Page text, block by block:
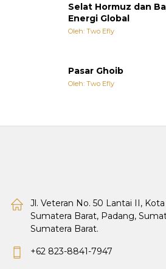
Selat Hormuz dan
Energi Global
Oleh: Two Efly
Pasar Ghoib
Oleh: Two Efly
Jl. Veteran No. 50 Lantai II,
Sumatera Barat, Padang,
Sumatera Barat.
+62 823-8841-7947